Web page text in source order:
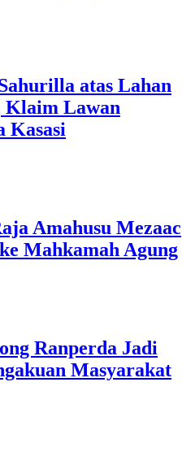
atas Lahan
Klaim Lawan
Kasasi
Amahusu Mezaac
Mahkamah Agung
Ranperda Jadi
Masyarakat